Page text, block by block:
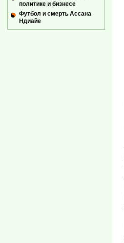
политике и бизнесе
Футбол и смерть Ассана
Ндиайе